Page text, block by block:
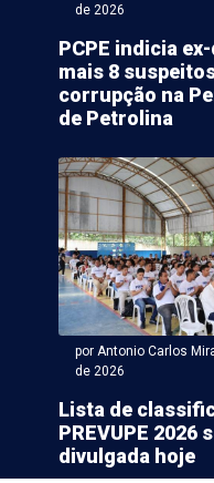
de 2026
PCPE indicia
mais 8
corrupção na
de Petrolina
por Antonio Carlos
de 2026
Lista de
PREVUPE 2026
divulgada hoje
- 07 de agosto 2026 às 07:40
para
Pernambuco (TRE-PE) deu
vão atuar nas Eleições 2026.